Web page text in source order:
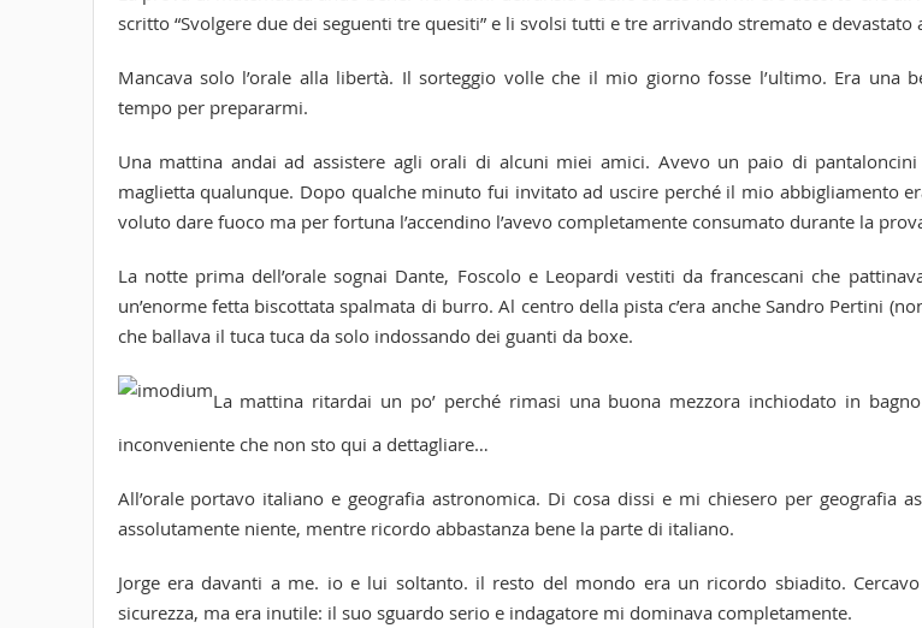
scritto “Svolgere due dei seguenti tre quesiti” e li svolsi tutti e tre arrivando stremato e devastato
Mancava solo l’orale alla libertà. Il sorteggio volle che il mio giorno fosse l’ultimo. Era una
tempo per prepararmi.
Una mattina andai ad assistere agli orali di alcuni miei amici. Avevo un paio di
maglietta qualunque. Dopo qualche minuto fui invitato ad uscire perché il mio abbigliamento
voluto dare fuoco ma per fortuna l’accendino l’avevo completamente consumato durante la
La notte prima dell’orale sognai Dante, Foscolo e Leopardi vestiti da francescani che
un’enorme fetta biscottata spalmata di burro. Al centro della pista c’era anche Sandro Pertini
che ballava il tuca tuca da solo indossando dei guanti da boxe.
La mattina ritardai un po’ perché rimasi una buona mezzora inchiodato in
inconveniente che non sto qui a dettagliare…
All’orale portavo italiano e geografia astronomica. Di cosa dissi e mi chiesero per geografia
assolutamente niente, mentre ricordo abbastanza bene la parte di italiano.
Jorge era davanti a me. io e lui soltanto. il resto del mondo era un ricordo sbiadito.
sicurezza, ma era inutile: il suo sguardo serio e indagatore mi dominava completamente.